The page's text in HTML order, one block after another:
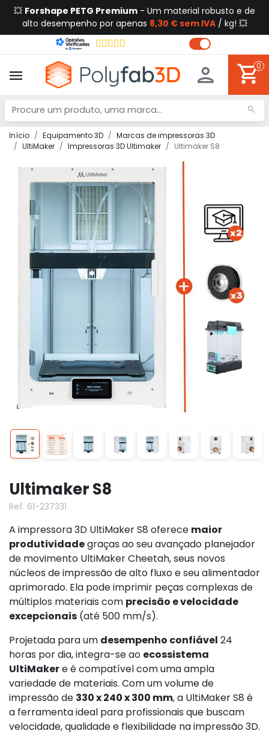
💥 Forshape PETG Premium - Um material robusto e de
alto desempenho por apenas 8,30 € sem IVA/ kg! 💥
0
Início Equipamento 3D
Marcas de impressoras 3D
UltiMaker
Impressoras 3D Ultimaker Ultimaker S8
Ultimaker S8
Ref. 61-237331
A impressora 3D UltiMaker S8 oferece maior
produtividadegraças ao seu avançado planejador
de movimento UltiMaker Cheetah, seus novos
núcleos de impressão de alto fluxo e seu alimentador
aprimorado. Ela pode imprimir peças complexas de
múltiplos materiais com precisão e velocidade
excepcionais (até 500 mm/s).
Projetada para um desempenho confiável 24
horas por dia, integra-se ao ecossistema
UltiMakere é compatível com uma ampla
variedade de materiais. Com um volume de
impressão de 330 x 240 x 300 mm, a UltiMaker S8 é
a ferramenta ideal para profissionais que buscam
velocidade, qualidade e flexibilidade na impressão 3D.